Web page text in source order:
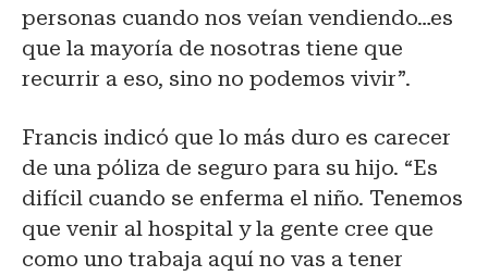
personas cuando nos veían vendiendo…es
que la mayoría de nosotras tiene que
recurrir a eso, sino no podemos vivir”.
Francis indicó que lo más duro es carecer
de una póliza de seguro para su hijo. “Es
difícil cuando se enferma el niño. Tenemos
que venir al hospital y la gente cree que
como uno trabaja aquí no vas a tener